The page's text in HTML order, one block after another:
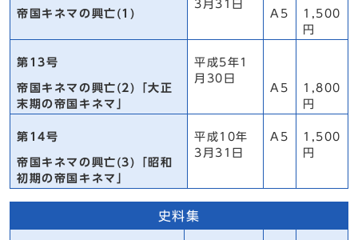
帝国キネマの興亡(1)
3月31日
A5
1,500
円
第13号
帝国キネマの興亡(2)「大正
末期の帝国キネマ」
平成5年1
月30日
A5
1,800
円
第14号
帝国キネマの興亡(3)「昭和
初期の帝国キネマ」
平成10年
3月31日
A5
1,500
円
史料集